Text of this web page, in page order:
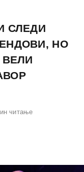
СЛЕДИ
НО
ВЕЛИ
читање